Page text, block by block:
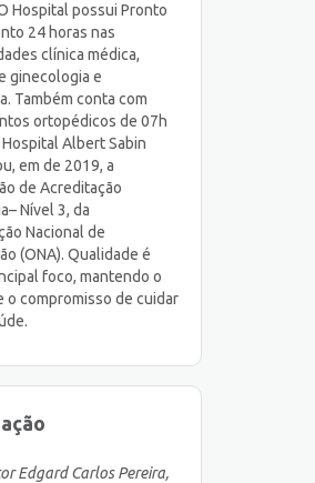
Hospital possui Pronto
24 horas nas
clínica médica,
ginecologia e
Também conta com
ortopédicos de 07h
Hospital Albert Sabin
em de 2019, a
de Acreditação
Nível 3, da
Nacional de
(ONA). Qualidade é
foco, mantendo o
o compromisso de cuidar
Edgard Carlos Pereira,